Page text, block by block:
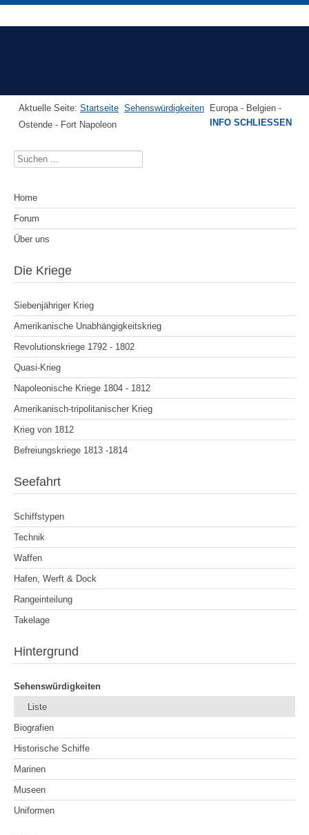
Aktuelle Seite: Startseite Sehenswürdigkeiten
Europa - Belgien -
Ostende - Fort Napoleon
Suchen
Home
Forum
Über uns
Die Kriege
Siebenjähriger Krieg
Amerikanische Unabhängigkeitskrieg
Revolutionskriege 1792 - 1802
Quasi-Krieg
Napoleonische Kriege 1804 - 1812
Amerikanisch-tripolitanischer Krieg
Krieg von 1812
Befreiungskriege 1813 -1814
Seefahrt
Schiffstypen
Technik
Waffen
Hafen, Werft & Dock
Rangeinteilung
Takelage
Hintergrund
Sehenswürdigkeiten
Liste
Biografien
Historische Schiffe
Marinen
Museen
Uniformen
INFO SCHLIESSEN